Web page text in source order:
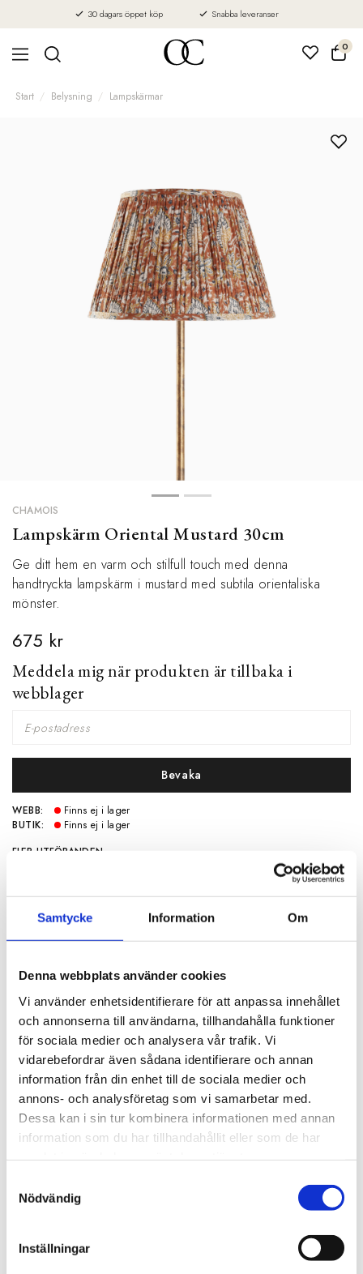
Samtycke Information Om
Denna webbplats använder cookies
Vi använder enhetsidentifierare för att anpassa innehållet
och annonserna till användarna, tillhandahålla funktioner
för sociala medier och analysera vår trafik. Vi
vidarebefordrar även sådana identifierare och annan
information från din enhet till de sociala medier och
annons- och analysföretag som vi samarbetar med.
Dessa kan i sin tur kombinera informationen med annan
information som du har tillhandahållit eller som de har
Nödvändig
Inställningar
30 dagars öppet köp Snabba leveranser
0
Start Belysning Lampskärmar
CHAMOIS
Lampskärm Oriental Mustard 30cm
Ge ditt hem en varm och stilfull touch med denna
handtryckta lampskärm i mustard med subtila orientaliska
mönster.
675 kr
Meddela mig när produkten är tillbaka i
webblager
Bevaka
WEBB:
Finns ej i lager
BUTIK:
Finns ej i lager
FLER UTFÖRANDEN
SPECIFIKATIONER
Artikelnummer
117466
Mått
Bottendiameter 30 cm
Mått
Höjd 20 cm
Mått
Toppdiameter 18 cm